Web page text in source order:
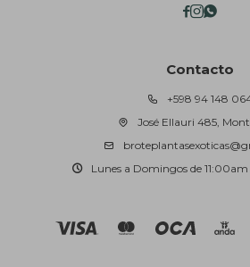
Contacto
+598 94 148
José Ellauri 485,
Lunes a Domingos de
